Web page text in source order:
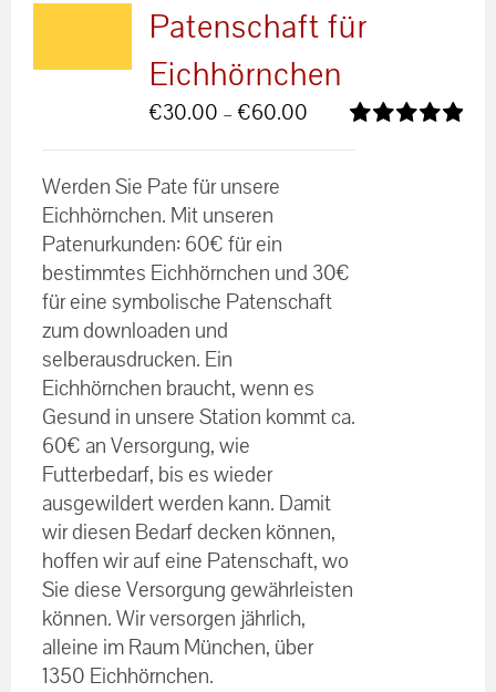
Patenschaft für
Eichhörnchen
€30.00 –€60.00Preisspanne:
Werden Sie Pate für unsere
Eichhörnchen. Mit unseren
Patenurkunden: 60€ für ein
bestimmtes Eichhörnchen und 30€
für eine symbolische Patenschaft
zum downloaden und
selberausdrucken. Ein
Eichhörnchen braucht, wenn es
Gesund in unsere Station kommt ca.
60€ an Versorgung, wie
Futterbedarf, bis es wieder
ausgewildert werden kann. Damit
wir diesen Bedarf decken können,
hoffen wir auf eine Patenschaft, wo
Sie diese Versorgung gewährleisten
können. Wir versorgen jährlich,
alleine im Raum München, über
1350 Eichhörnchen.